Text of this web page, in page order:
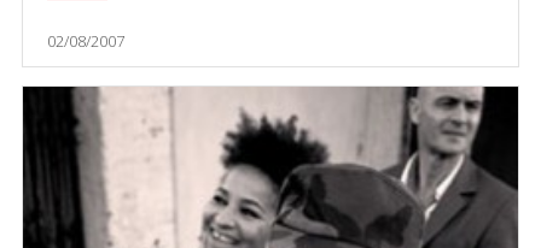
02/08/2007